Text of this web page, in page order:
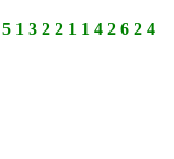
1 3 2 2 1 1 4 2 6 2 4